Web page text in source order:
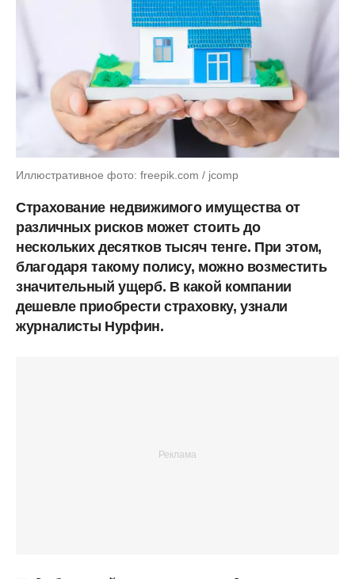
Иллюстративное фото: freepik.com / jcomp
Страхование недвижимого имущества от
различных рисков может стоить до
нескольких десятков тысяч тенге. При этом,
благодаря такому полису, можно возместить
значительный ущерб. В какой компании
дешевле приобрести страховку, узнали
журналисты Нурфин.